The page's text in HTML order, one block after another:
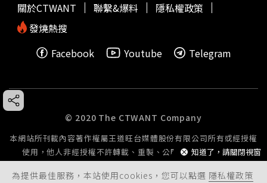
為提供最佳服務，本站使用cookies，您可以點選 隱私權政策
知道了，請關閉視窗
關於CTWANT 聯繫&爆料
隱私權政策
發燒熱搜
Facebook
Youtube Telegram
© 2020 The CTWANT Company
本網站所刊載內容著作權屬王道旺台媒體股份有限公司所有或經授權
使用，他人非經授權不許轉載、重製、公開播送或公開傳輸。